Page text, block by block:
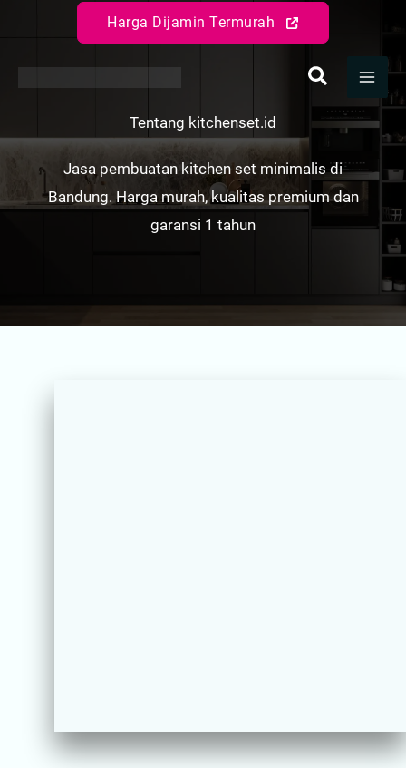
Harga Dijamin Termurah
Tentang kitchenset.id
Jasa pembuatan kitchen set minimalis di
Bandung. Harga murah, kualitas premium dan
garansi 1 tahun